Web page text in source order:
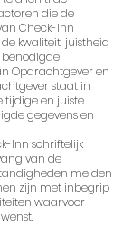
die de
Check-Inn
kwaliteit, juistheid
Opdrachtgever en
staat in
tijdige en juiste
gegevens en
Inn schriftelijk
van de
melden
zijn met inbegrip
waarvoor